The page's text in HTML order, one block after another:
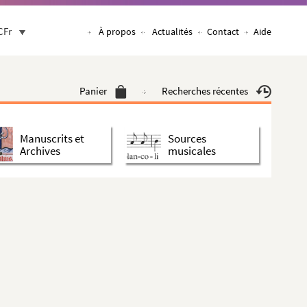
À propos Actualités Contact Aide
Panier Recherches récentes
Manuscrits et
Archives
Sources
musicales